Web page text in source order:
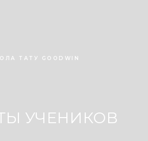
ТАТУ GOODWIN
УЧЕНИКОВ